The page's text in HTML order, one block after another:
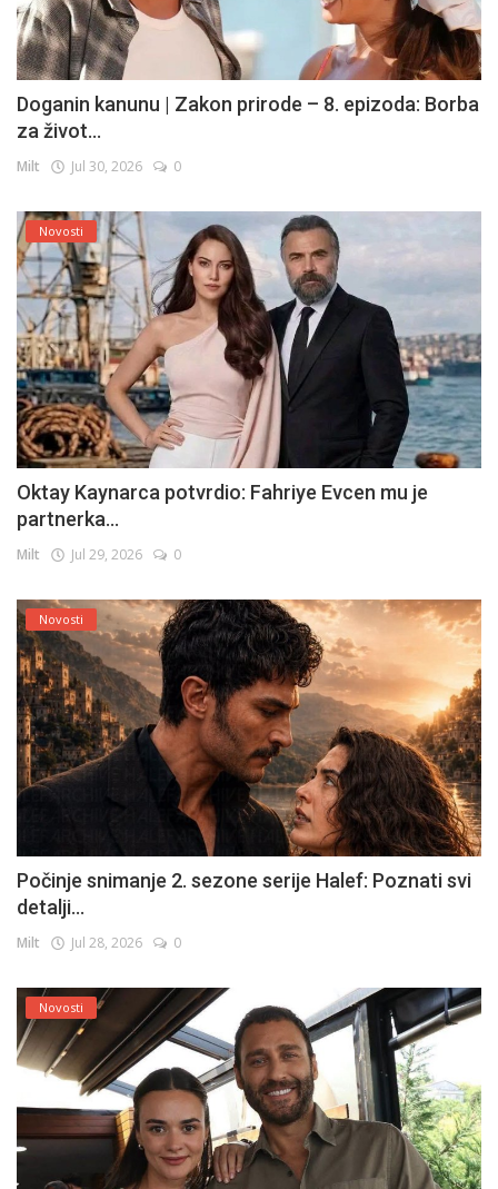
Doganin kanunu | Zakon prirode – 8. epizoda: Borba
za život...
Milt Jul 30, 2026 0
Novosti
Oktay Kaynarca potvrdio: Fahriye Evcen mu je
partnerka...
Milt Jul 29, 2026 0
Novosti
Počinje snimanje 2. sezone serije Halef: Poznati svi
detalji...
Milt Jul 28, 2026 0
Novosti